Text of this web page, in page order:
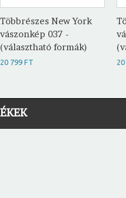
Többrészes New York
vászonkép 037 -
(választható formák)
20 799 FT